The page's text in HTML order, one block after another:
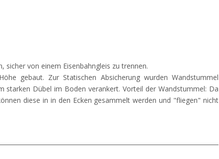
von einem Eisenbahngleis zu trennen.
gebaut. Zur Statischen Absicherung wurden Wandstummel
starken Dübel im Boden verankert. Vorteil der Wandstummel: Da
diese in in den Ecken gesammelt werden und "fliegen" nicht